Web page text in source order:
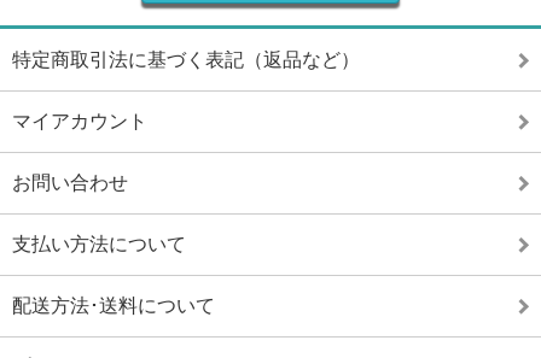
特定商取引法に基づく表記（返品など）
マイアカウント
お問い合わせ
支払い方法について
配送方法･送料について